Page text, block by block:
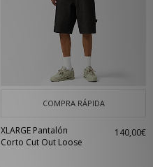
COMPRA RÁPIDA
XLARGE Pantalón
Corto Cut Out Loose
140,00€